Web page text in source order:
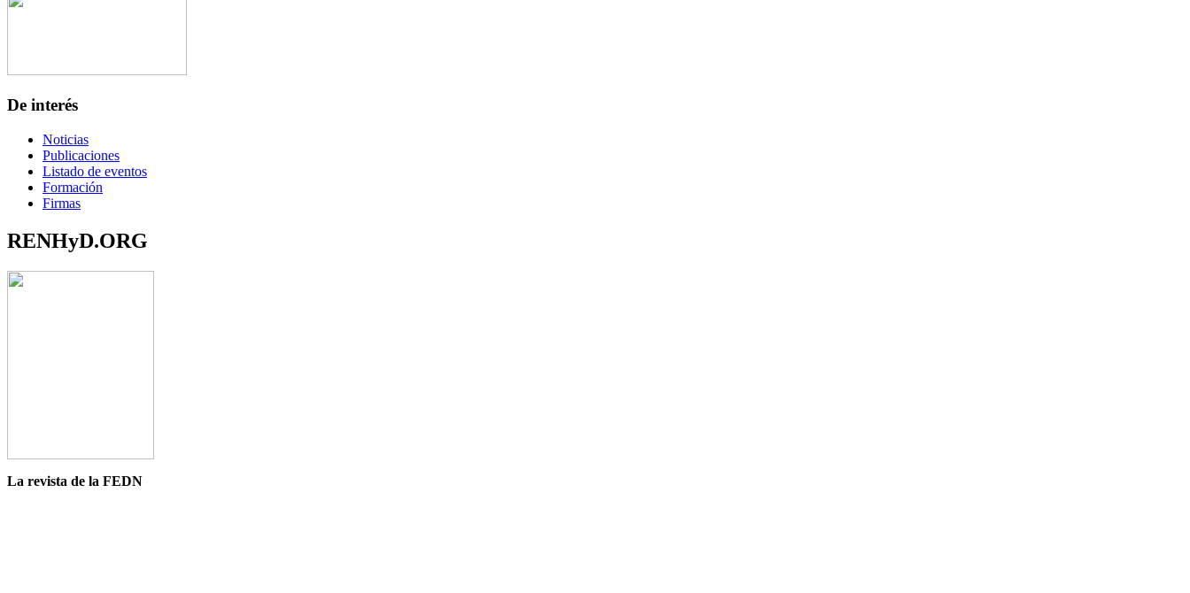
De interés
Noticias
Publicaciones
Listado de eventos
Formación
Firmas
RENHyD.ORG
La revista de la FEDN